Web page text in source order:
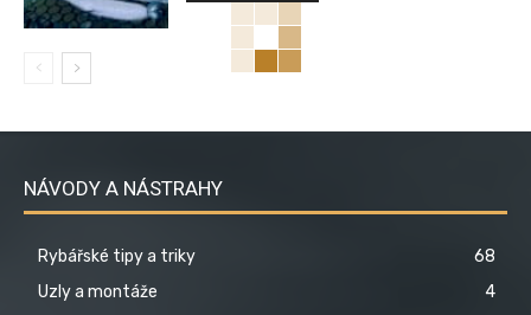
NÁVODY A NÁSTRAHY
Rybářské tipy a triky
68
Uzly a montáže
4